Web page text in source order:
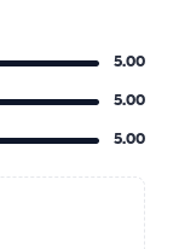
5.00
5.00
5.00